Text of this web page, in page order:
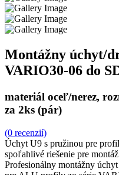
Montážny úchyt/
VARIO30-06 do
materiál oceľ/nerez,
za 2ks (pár)
(0 recenzií)
Úchyt U9 s pružinou pre
spoľahlivé riešenie pre
Profesionálny montážny